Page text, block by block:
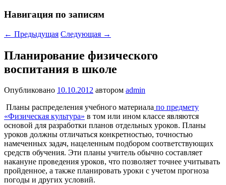
Навигация по записям
← Предыдущая Следующая →
Планирование физического
воспитания в школе
Опубликовано 10.10.2012 автором admin
Планы распределения учебного материала по предмету
«Физическая культура» в том или ином классе являются
основой для разработ­ки планов отдельных уроков. Планы
уроков должны отличаться конкретностью, точностью
намеченных задач, нацеленным подбором соот­ветствующих
средств обучения. Эти планы учитель обычно составляет
накануне проведения уроков, что позволяет точнее учитывать
прой­денное, а также планировать уроки с учетом прогноза
погоды и других условий.